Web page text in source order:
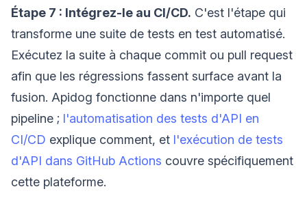
Étape 7 : Intégrez-le au CI/CD. C'est l'étape qui
transforme une suite de tests en test automatisé.
Exécutez la suite à chaque commit ou pull request
afin que les régressions fassent surface avant la
fusion. Apidog fonctionne dans n'importe quel
pipeline ; l'automatisation des tests d'API en
CI/CD explique comment, et l'exécution de tests
d'API dans GitHub Actions couvre spécifiquement
cette plateforme.